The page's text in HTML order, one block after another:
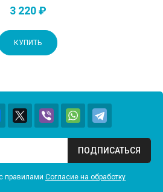
3 220 ₽
КУПИТЬ
ПОДПИСАТЬСЯ
правилами Согласие на обработку